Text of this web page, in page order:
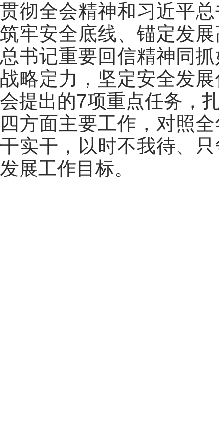
贯彻全会精神和习近平
筑牢安全底线、锚定发
总书记重要回信精神同
战略定力，坚定安全发
会提出的7项重点任务，
四方面主要工作，对照
干实干，以时不我待、
发展工作目标。